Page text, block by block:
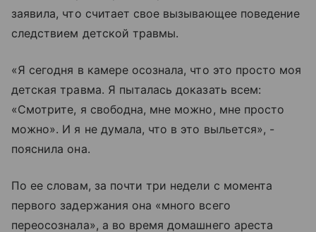
заявила, что считает свое вызывающее поведение
следствием детской травмы.
«Я сегодня в камере осознала, что это просто моя
детская травма. Я пыталась доказать всем:
«Смотрите, я свободна, мне можно, мне просто
можно». И я не думала, что в это выльется», -
пояснила она.
По ее словам, за почти три недели с момента
первого задержания она «много всего
переосознала», а во время домашнего ареста